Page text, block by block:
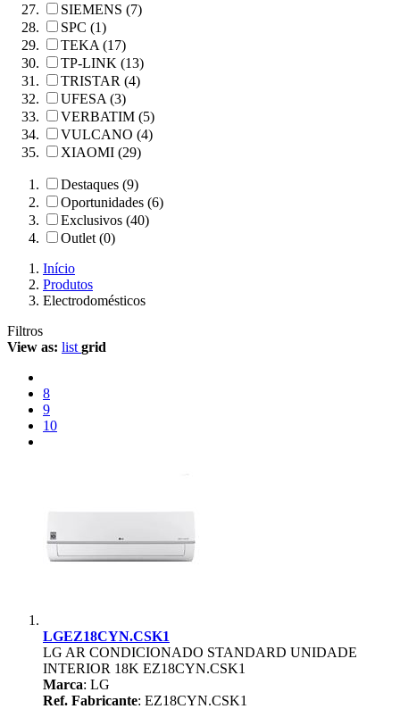
SIEMENS (7)
SPC (1)
TEKA (17)
TP-LINK (13)
TRISTAR (4)
UFESA (3)
VERBATIM (5)
VULCANO (4)
XIAOMI (29)
Destaques (9)
Oportunidades (6)
Exclusivos (40)
Outlet (0)
Início
Produtos
Electrodomésticos
Filtros
View as: list grid
8
9
10
LGEZ18CYN.CSK1
LG AR CONDICIONADO STANDARD UNIDADE
INTERIOR 18K EZ18CYN.CSK1
Marca: LG
Ref. Fabricante: EZ18CYN.CSK1